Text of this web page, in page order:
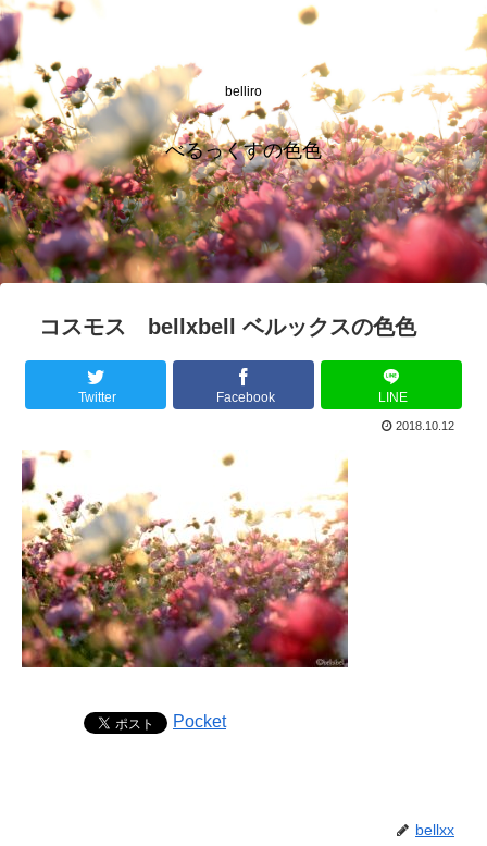
belliro
べるっくすの色色
コスモス bellxbell ベルックスの色色
Twitter Facebook LINE
2018.10.12
Pocket
bellxx